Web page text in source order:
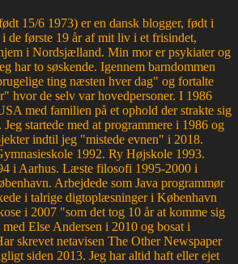
15/6 1973) er en dansk blogger, født i
de første 19 år af mit liv i et frisindet,
i Nordsjælland. Min mor er psykiater og
har to søskende. Igennem barndommen
ting næsten hver dag" og fortalte
hvor de selv var hovedpersoner. I 1986
med familien på et ophold der strakte sig
startede med at programmere i 1986 og
indtil jeg "mistede evnen" i 2018.
1992. Ry Højskole 1993.
i Aarhus. Læste filosofi 1995-2000 i
Arbejdede som Java programmør
i talrige digtoplæsninger i København
i 2007 "som det tog 10 år at komme sig
Else Andersen i 2010 og bosat i
skrevet netavisen The Other Newspaper
siden 2013. Jeg har altid haft eller ejet